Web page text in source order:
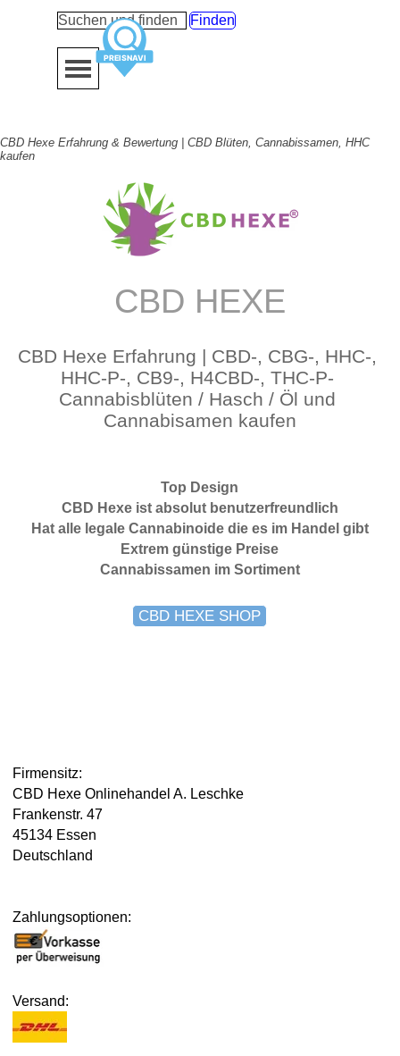
Finden
Menü überspringen
CBD Hexe Erfahrung & Bewertung | CBD Blüten, Cannabissamen, HHC
kaufen
CBD HEXE
CBD Hexe Erfahrung | CBD-, CBG-, HHC-,
HHC-P-, CB9-, H4CBD-, THC-P-
Cannabisblüten / Hasch / Öl und
Cannabisamen kaufen
Top Design
CBD Hexe ist absolut benutzerfreundlich
Hat alle legale Cannabinoide die es im Handel gibt
Extrem günstige Preise
Cannabissamen im Sortiment
CBD HEXE SHOP
Firmensitz:
CBD Hexe Onlinehandel A. Leschke
Frankenstr. 47
45134 Essen
Deutschland
Zahlungsoptionen:
Versand: